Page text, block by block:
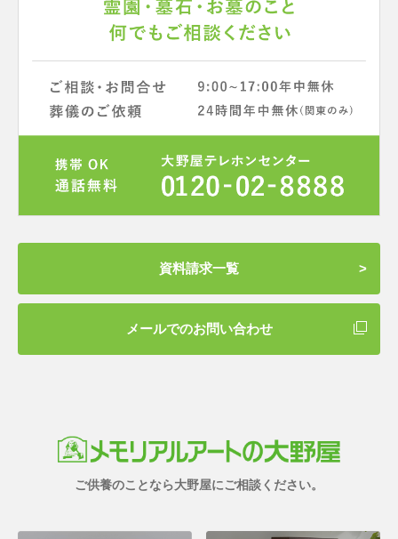
資料請求一覧
メールでのお問い合わせ
ご供養のことなら大野屋にご相談ください。